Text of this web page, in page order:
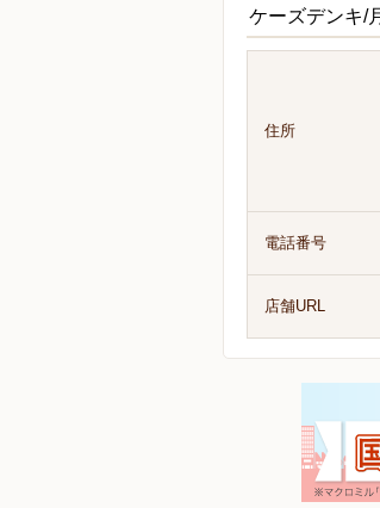
ケーズデンキ/
住所
電話番号
店舗URL